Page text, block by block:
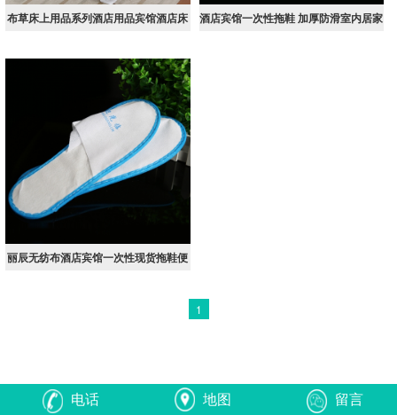
布草床上用品系列酒店用品宾馆酒店床
酒店宾馆一次性拖鞋 加厚防滑室内居家
丽辰无纺布酒店宾馆一次性现货拖鞋便
1
电话 地图 留言